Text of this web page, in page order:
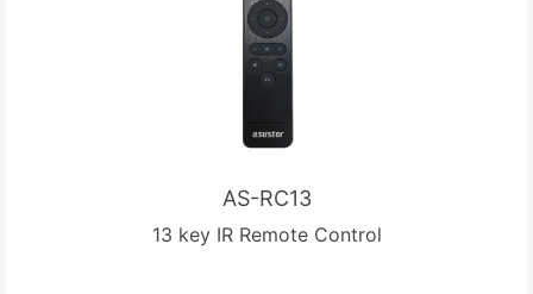
AS-RC13
13 key IR Remote Control